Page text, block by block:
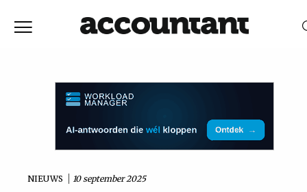
Vaktechniek
NIEUWS 10 september 2025